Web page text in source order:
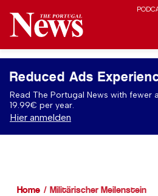
Reduced Ads
Read The Portugal News with fewer
19.99€ per year.
Hier anmelden
Home Militärischer Meilenstein